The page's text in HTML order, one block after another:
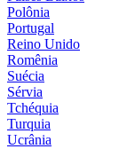
Polônia
Portugal
Reino Unido
Romênia
Suécia
Sérvia
Tchéquia
Turquia
Ucrânia